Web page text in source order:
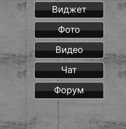
Виджет
Фото
Видео
Чат
Форум